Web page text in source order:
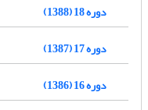
دوره 18 (1388)
دوره 17 (1387)
دوره 16 (1386)